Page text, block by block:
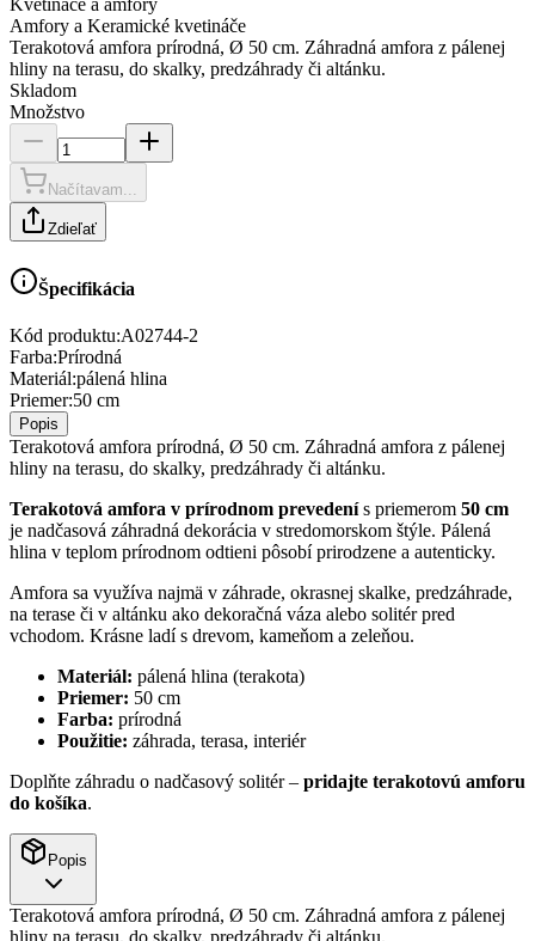
Amfory a Keramické kvetináče
Terakotová amfora prírodná, Ø 50 cm. Záhradná amfora z pálenej
hliny na terasu, do skalky, predzáhrady či altánku.
Skladom
Množstvo
Načítavam...
Zdieľať
Špecifikácia
Kód produktu:A02744-2
Farba:Prírodná
Materiál:pálená hlina
Priemer:50 cm
Popis
Terakotová amfora prírodná, Ø 50 cm. Záhradná amfora z pálenej
hliny na terasu, do skalky, predzáhrady či altánku.
Terakotová amfora v prírodnom prevedenís priemerom 50 cm
je nadčasová záhradná dekorácia v stredomorskom štýle. Pálená
hlina v teplom prírodnom odtieni pôsobí prirodzene a autenticky.
Amfora sa využíva najmä v záhrade, okrasnej skalke, predzáhrade,
na terase či v altánku ako dekoračná váza alebo solitér pred
vchodom. Krásne ladí s drevom, kameňom a zeleňou.
Materiál: pálená hlina (terakota)
Priemer: 50 cm
Farba: prírodná
Použitie: záhrada, terasa, interiér
Doplňte záhradu o nadčasový solitér – pridajte terakotovú amforu
do košíka.
Popis
Terakotová amfora prírodná, Ø 50 cm. Záhradná amfora z pálenej